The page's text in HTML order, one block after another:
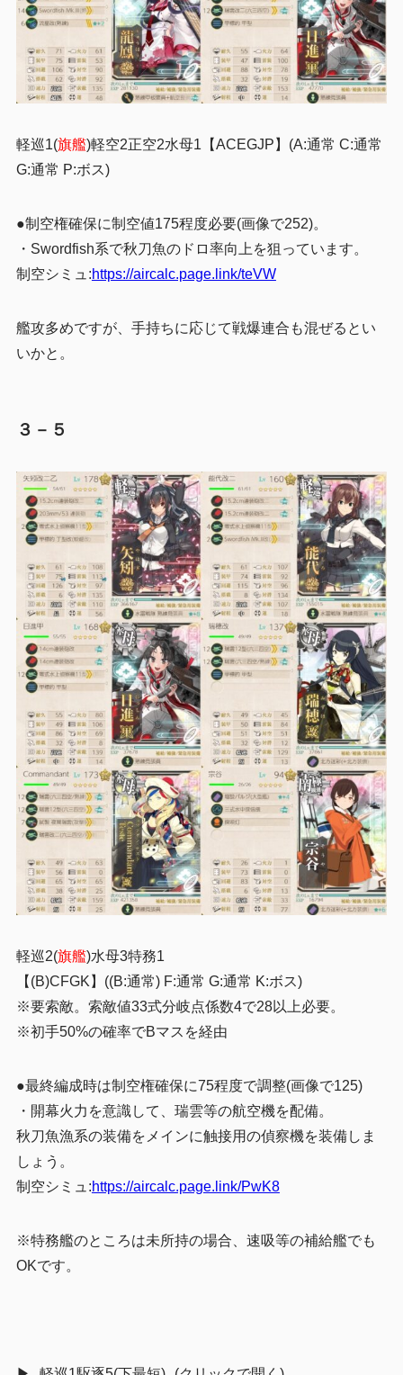
軽巡1(旗艦)軽空2正空2水母1 【ACEGJP】(A:通常 C:通常
G:通常 P:ボス)
●制空権確保に制空値175程度必要(画像で252)。
・Swordfish系で秋刀魚のドロ率向上を狙っています。
制空シミュ:https://aircalc.page.link/teVW
艦攻多めですが、手持ちに応じて戦爆連合も混ぜるとい
いかと。
３－５
軽巡2(旗艦)水母3特務1
【(B)CFGK】 ((B:通常) F:通常 G:通常 K:ボス)
※要索敵。索敵値33式分岐点係数4で28以上必要。
※初手50%の確率でBマスを経由
●最終編成時は制空権確保に75程度で調整(画像で125)
・開幕火力を意識して、瑞雲等の航空機を配備。
秋刀魚漁系の装備をメインに触接用の偵察機を装備しま
しょう。
制空シミュ:https://aircalc.page.link/PwK8
※特務艦のところは未所持の場合、速吸等の補給艦でも
OKです。